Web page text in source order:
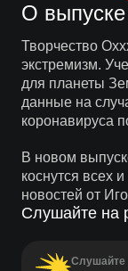
О выпуске
Творчество
экстремизм.
для планеты
данные на
коронавируса
В новом
коснутся всех
новостей от
Слушайте на
Слушайте